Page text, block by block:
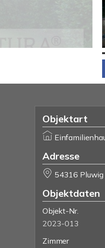
Objektart
Adresse
54316 Pluwig
Objektdaten
Objekt-Nr.
2023-013
Zimmer